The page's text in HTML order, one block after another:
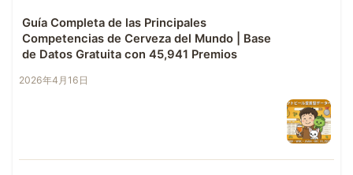
Guía Completa de las Principales
Competencias de Cerveza del Mundo | Base
de Datos Gratuita con 45,941 Premios
2026年4月16日